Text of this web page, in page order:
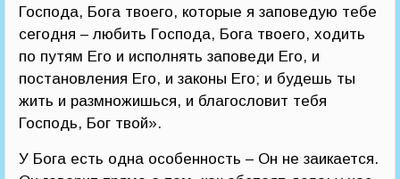
Господа, Бога твоего, которые я заповедую тебе
сегодня – любить Господа, Бога твоего, ходить
по путям Его и исполнять заповеди Его, и
постановления Его, и законы Его; и будешь ты
жить и размножишься, и благословит тебя
Господь, Бог твой».
У Бога есть одна особенность – Он не заикается.